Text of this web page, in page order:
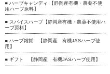
■ ハーブキャンディ 【静岡産有機・農薬不使
用ハーブ原料】
■ スパイスハーブ【静岡産有機・農薬不使用ハ
ーブ原料】
■ ハーブ雑貨 【静岡産 有機JASハーブ使
用】
■ ギフト 【静岡産 有機JASハーブ使用】